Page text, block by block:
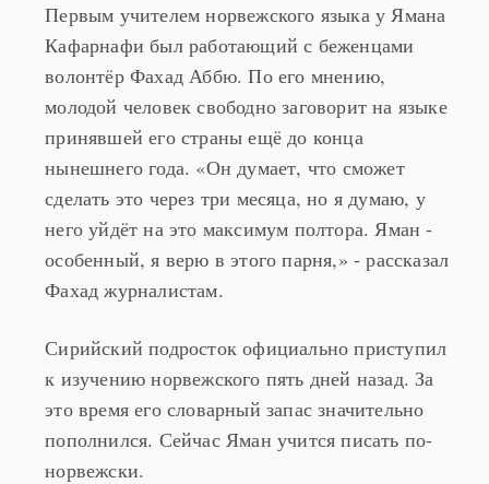
Первым учителем норвежского языка у Ямана
Кафарнафи был работающий с беженцами
волонтёр Фахад Аббю. По его мнению,
молодой человек свободно заговорит на языке
принявшей его страны ещё до конца
нынешнего года. «Он думает, что сможет
сделать это через три месяца, но я думаю, у
него уйдёт на это максимум полтора. Яман -
особенный, я верю в этого парня,» - рассказал
Фахад журналистам.
Сирийский подросток официально приступил
к изучению норвежского пять дней назад. За
это время его словарный запас значительно
пополнился. Сейчас Яман учится писать по-
норвежски.